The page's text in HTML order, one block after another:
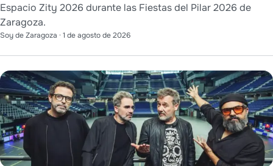
Espacio Zity 2026 durante las Fiestas del Pilar 2026 de
Zaragoza.
Soy de Zaragoza · 1 de agosto de 2026